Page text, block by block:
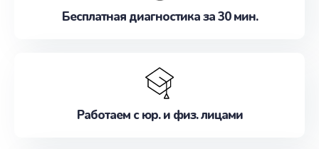
Бесплатная диагностика за 30 мин.
Работаем с юр. и физ. лицами